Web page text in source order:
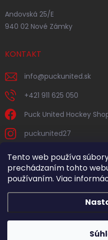
Tento web používa
prechádzaním tohto
používaním. Viac
Andovská 25/E
940 02 Nové Zámky
KONTAKT
info@puckunited.sk
+421 911 625 050
Puck United Hockey
puckunited27
Puck